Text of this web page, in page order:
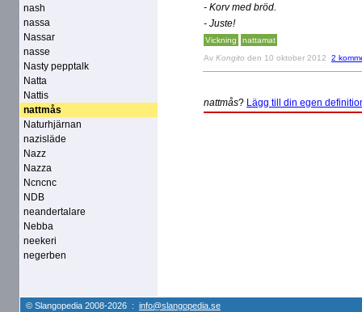
nash
nassa
Nassar
nasse
Nasty pepptalk
Natta
Nattis
nattmås
Naturhjärnan
nazisläde
Nazz
Nazza
Ncncnc
NDB
neandertalare
Nebba
neekeri
negerben
- Korv med bröd.
- Juste!
Vickning nattamat
Av Kongito den 10 oktober 2012 2
nattmås? Lägg till din egen
© Slangopedia 2008-2026 : info@slangopedia.se